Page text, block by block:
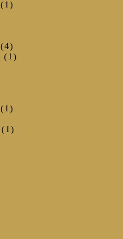
(1)
(4)
(1)
(1)
(1)